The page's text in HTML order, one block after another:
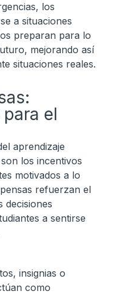
los
a situaciones
preparan para lo
mejorando así
situaciones reales.
el
aprendizaje
los incentivos
motivados a lo
refuerzan el
decisiones
a sentirse
insignias o
como